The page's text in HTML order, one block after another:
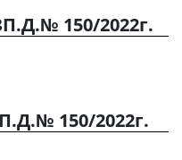
150/2022г.
150/2022г.